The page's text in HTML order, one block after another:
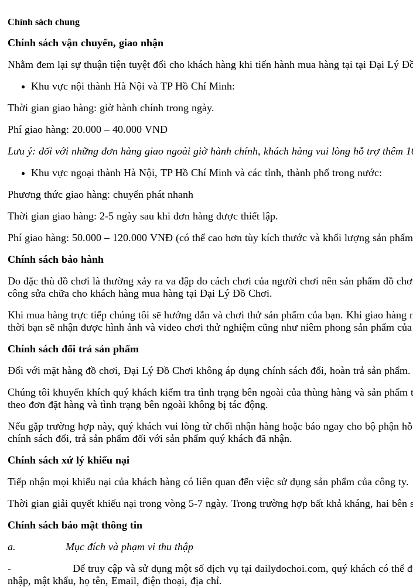
Chính sách chung
Chính sách vận chuyển, giao nhận
Nhằm đem lại sự thuận tiện tuyệt đối cho khách hàng khi tiến hành mua hàng tại tại Đại Lý
Khu vực nội thành Hà Nội và TP Hồ Chí Minh:
Thời gian giao hàng: giờ hành chính trong ngày.
Phí giao hàng: 20.000 – 40.000 VNĐ
Lưu ý: đối với những đơn hàng giao ngoài giờ hành chính, khách hàng vui lòng hỗ trợ thêm
Khu vực ngoại thành Hà Nội, TP Hồ Chí Minh và các tỉnh, thành phố trong nước:
Phương thức giao hàng: chuyển phát nhanh
Thời gian giao hàng: 2-5 ngày sau khi đơn hàng được thiết lập.
Phí giao hàng: 50.000 – 120.000 VNĐ (có thể cao hơn tùy kích thước và khối lượng sản
Chính sách bảo hành
Do đặc thù đồ chơi là thường xảy ra va đập do cách chơi của người chơi nên sản phẩm đồ
công sửa chữa cho khách hàng mua hàng tại Đại Lý Đồ Chơi.
Khi mua hàng trực tiếp chúng tôi sẽ hướng dẫn và chơi thử sản phẩm của bạn. Khi giao
thời bạn sẽ nhận được hình ảnh và video chơi thử nghiệm cũng như niêm phong sản phẩm
Chính sách đổi trả sản phẩm
Đối với mặt hàng đồ chơi, Đại Lý Đồ Chơi không áp dụng chính sách đổi, hoàn trả sản phẩm.
Chúng tôi khuyến khích quý khách kiểm tra tình trạng bên ngoài của thùng hàng và sản
theo đơn đặt hàng và tình trạng bên ngoài không bị tác động.
Nếu gặp trường hợp này, quý khách vui lòng từ chối nhận hàng hoặc báo ngay cho bộ
chính sách đổi, trả sản phẩm đối với sản phẩm quý khách đã nhận.
Chính sách xử lý khiếu nại
Tiếp nhận mọi khiếu nại của khách hàng có liên quan đến việc sử dụng sản phẩm của công ty.
Thời gian giải quyết khiếu nại trong vòng 5-7 ngày. Trong trường hợp bất khả kháng, hai
Chính sách bảo mật thông tin
a. Mục đích và phạm vi thu thập
- Để truy cập và sử dụng một số dịch vụ tại dailydochoi.com, quý khách có thể được
nhập, mật khẩu, họ tên, Email, điện thoại, địa chỉ.